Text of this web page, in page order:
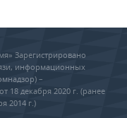
Зарегистрировано
информационных
–
18 декабря 2020 г. (ранее
2014 г.)